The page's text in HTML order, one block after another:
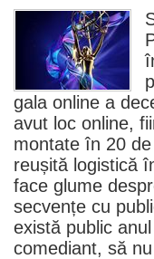
gala online a
avut loc online,
montate în 20
reușită logistică
face glume
secvențe cu
există public
comediant, să